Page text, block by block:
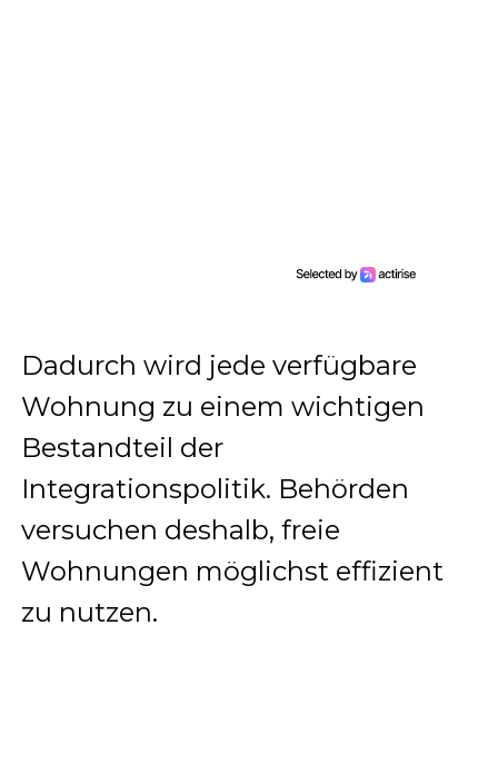
Dadurch wird jede verfügbare
Wohnung zu einem wichtigen
Bestandteil der
Integrationspolitik. Behörden
versuchen deshalb, freie
Wohnungen möglichst effizient
zu nutzen.